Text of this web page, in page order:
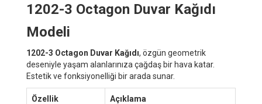
1202-3 Octagon Duvar Kağıdı
Modeli
1202-3 Octagon Duvar Kağıdı, özgün geometrik
deseniyle yaşam alanlarınıza çağdaş bir hava katar.
Estetik ve fonksiyonelliği bir arada sunar.
Özellik Açıklama